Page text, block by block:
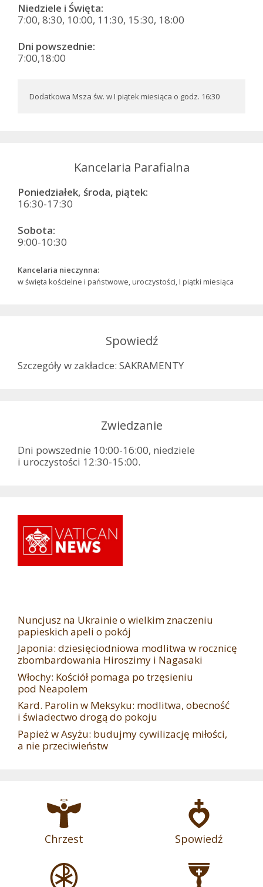
Niedziele i Święta:
7:00, 8:30, 10:00, 11:30, 15:30, 18:00
Dni powszednie:
7:00,18:00
Dodatkowa Msza św. w I piątek miesiąca o godz. 16:30
Kancelaria Parafialna
Poniedziałek, środa, piątek:
16:30-17:30
Sobota:
9:00-10:30
Kancelaria nieczynna:
w święta kościelne i państwowe, uroczystości, I piątki miesiąca
Spowiedź
Szczegóły w zakładce: SAKRAMENTY
Zwiedzanie
Dni powszednie 10:00-16:00, niedziele
i uroczystości 12:30-15:00.
Nuncjusz na Ukrainie o wielkim znaczeniu
papieskich apeli o pokój
Japonia: dziesięciodniowa modlitwa w rocznicę
zbombardowania Hiroszimy i Nagasaki
Włochy: Kościół pomaga po trzęsieniu
pod Neapolem
Kard. Parolin w Meksyku: modlitwa, obecność
i świadectwo drogą do pokoju
Papież w Asyżu: budujmy cywilizację miłości,
a nie przeciwieństw
Chrzest Spowiedź